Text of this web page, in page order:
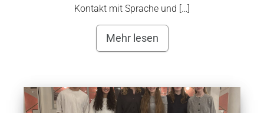
Kontakt mit Sprache und […]
Mehr lesen